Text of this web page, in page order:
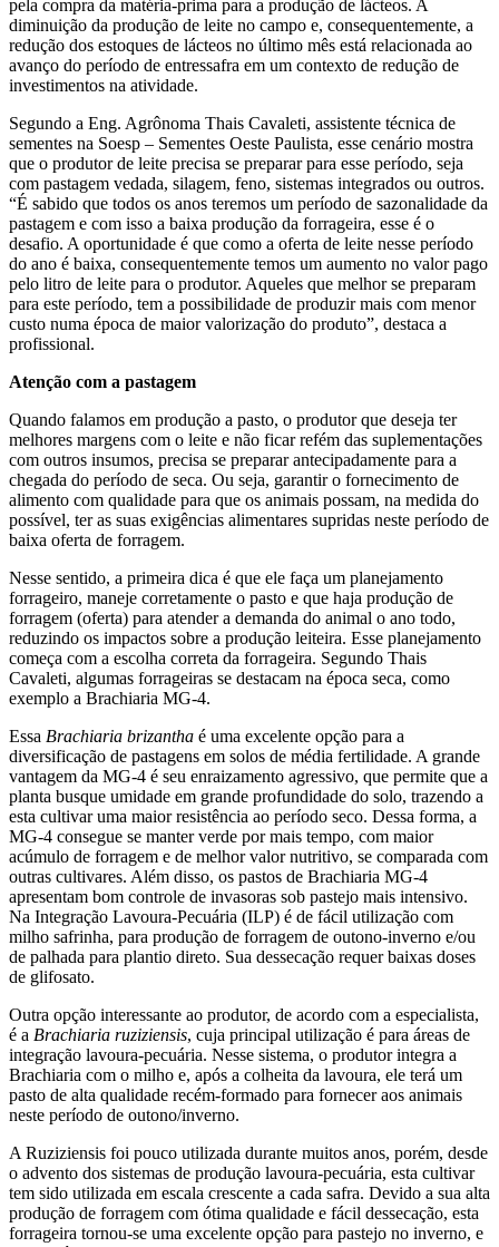
pela compra da matéria-prima para a produção de lácteos. A
diminuição da produção de leite no campo e, consequentemente, a
redução dos estoques de lácteos no último mês está relacionada ao
avanço do período de entressafra em um contexto de redução de
investimentos na atividade.
Segundo a Eng. Agrônoma Thais Cavaleti, assistente técnica de
sementes na Soesp – Sementes Oeste Paulista, esse cenário mostra
que o produtor de leite precisa se preparar para esse período, seja
com pastagem vedada, silagem, feno, sistemas integrados ou outros.
“É sabido que todos os anos teremos um período de sazonalidade da
pastagem e com isso a baixa produção da forrageira, esse é o
desafio. A oportunidade é que como a oferta de leite nesse período
do ano é baixa, consequentemente temos um aumento no valor pago
pelo litro de leite para o produtor. Aqueles que melhor se preparam
para este período, tem a possibilidade de produzir mais com menor
custo numa época de maior valorização do produto”, destaca a
profissional.
Atenção com a pastagem
Quando falamos em produção a pasto, o produtor que deseja ter
melhores margens com o leite e não ficar refém das suplementações
com outros insumos, precisa se preparar antecipadamente para a
chegada do período de seca. Ou seja, garantir o fornecimento de
alimento com qualidade para que os animais possam, na medida do
possível, ter as suas exigências alimentares supridas neste período de
baixa oferta de forragem.
Nesse sentido, a primeira dica é que ele faça um planejamento
forrageiro, maneje corretamente o pasto e que haja produção de
forragem (oferta) para atender a demanda do animal o ano todo,
reduzindo os impactos sobre a produção leiteira. Esse planejamento
começa com a escolha correta da forrageira. Segundo Thais
Cavaleti, algumas forrageiras se destacam na época seca, como
exemplo a Brachiaria MG-4.
Essa Brachiaria brizantha é uma excelente opção para a
diversificação de pastagens em solos de média fertilidade. A grande
vantagem da MG-4 é seu enraizamento agressivo, que permite que a
planta busque umidade em grande profundidade do solo, trazendo a
esta cultivar uma maior resistência ao período seco. Dessa forma, a
MG-4 consegue se manter verde por mais tempo, com maior
acúmulo de forragem e de melhor valor nutritivo, se comparada com
outras cultivares. Além disso, os pastos de Brachiaria MG-4
apresentam bom controle de invasoras sob pastejo mais intensivo.
Na Integração Lavoura-Pecuária (ILP) é de fácil utilização com
milho safrinha, para produção de forragem de outono-inverno e/ou
de palhada para plantio direto. Sua dessecação requer baixas doses
de glifosato.
Outra opção interessante ao produtor, de acordo com a especialista,
é a Brachiaria ruziziensis, cuja principal utilização é para áreas de
integração lavoura-pecuária. Nesse sistema, o produtor integra a
Brachiaria com o milho e, após a colheita da lavoura, ele terá um
pasto de alta qualidade recém-formado para fornecer aos animais
neste período de outono/inverno.
A Ruziziensis foi pouco utilizada durante muitos anos, porém, desde
o advento dos sistemas de produção lavoura-pecuária, esta cultivar
tem sido utilizada em escala crescente a cada safra. Devido a sua alta
produção de forragem com ótima qualidade e fácil dessecação, esta
forrageira tornou-se uma excelente opção para pastejo no inverno, e